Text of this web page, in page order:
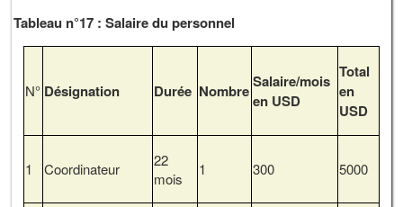
Tableau n°17 : Salaire du personnel
N° Désignation Durée NombreSalaire/mois
en USD
Total
en
USD
1 Coordinateur
22
mois
1 300 5000